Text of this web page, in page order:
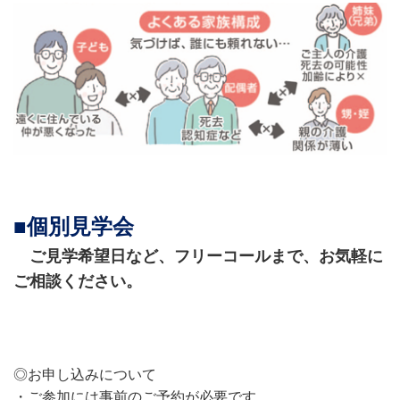
■個別見学会
ご見学希望日など、フリーコールまで、お気軽に
ご相談ください。
◎お申し込みについて